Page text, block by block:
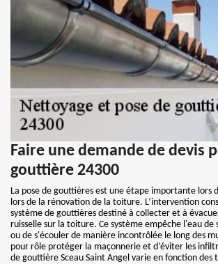
Faire une demande de devis
gouttière 24300
La pose de gouttières est une étape importante lors
lors de la rénovation de la toiture. L’intervention
système de gouttières destiné à collecter et à
ruisselle sur la toiture. Ce système empêche l'eau de
ou de s'écouler de manière incontrôlée le long des
pour rôle protéger la maçonnerie et d’éviter les
de gouttière Sceau Saint Angel varie en fonction des